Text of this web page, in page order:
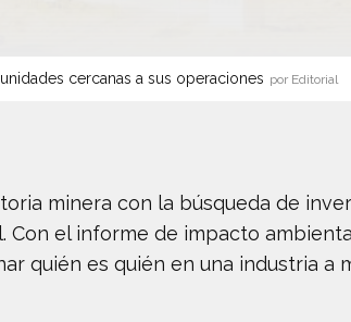
cercanas a sus operaciones por Editorial
minera con la búsqueda de
el informe de impacto
quién es quién en una industria a